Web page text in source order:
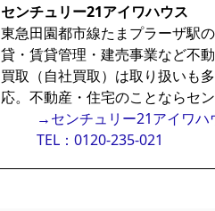
センチュリー21アイワハウス
東急田園都市線たまプラーザ駅
貸・賃貸管理・建売事業など不
買取（自社買取）は取り扱いも
応。不動産・住宅のことならセ
→センチュリー21アイワハ
TEL：0120-235-021